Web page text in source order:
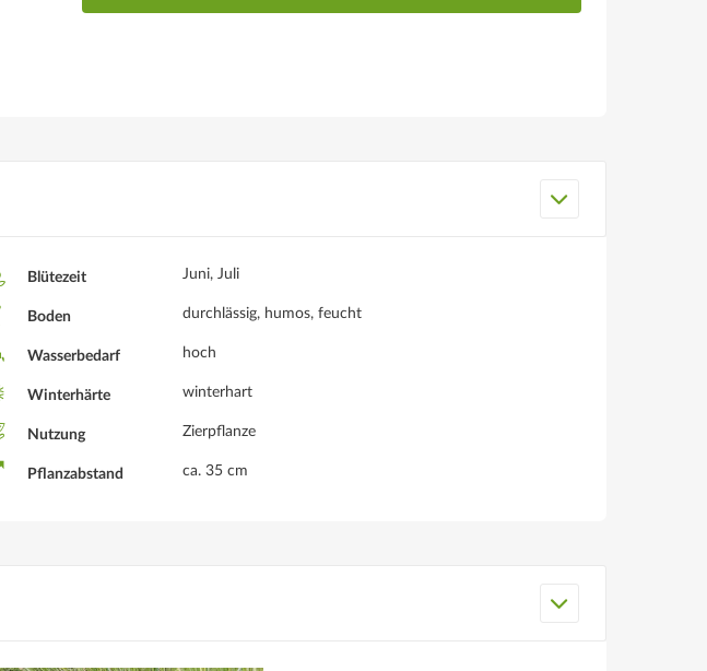
Blütezeit Juni, Juli
Boden durchlässig, humos, feucht
Wasserbedarf hoch
Winterhärte winterhart
Nutzung Zierpflanze
Pflanzabstand ca. 35 cm